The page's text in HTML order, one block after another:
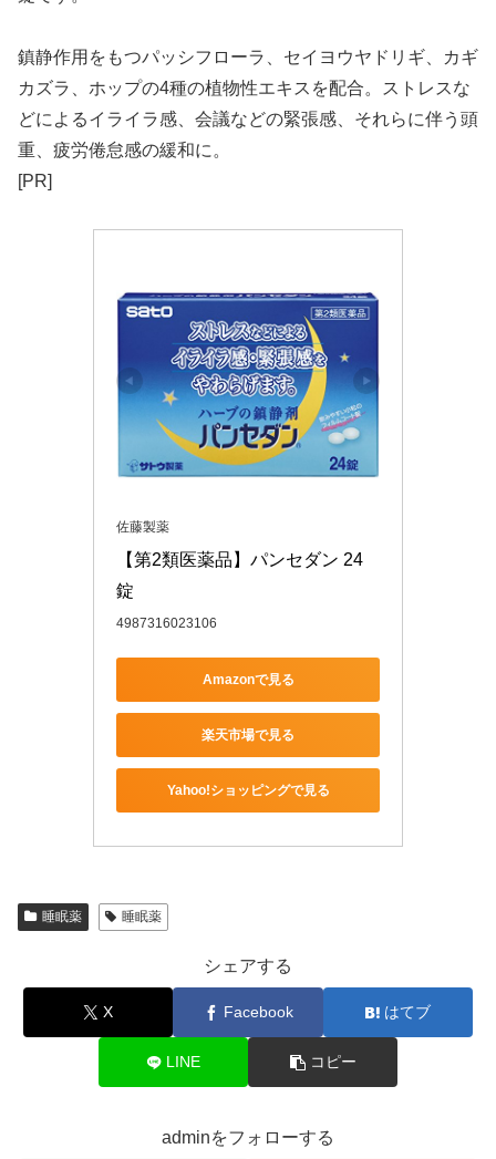
鎮静作用をもつパッシフローラ、セイヨウヤドリギ、カギ
カズラ、ホップの4種の植物性エキスを配合。ストレスな
どによるイライラ感、会議などの緊張感、それらに伴う頭
重、疲労倦怠感の緩和に。
[PR]
佐藤製薬
【第2類医薬品】パンセダン 24
錠
4987316023106
Amazonで見る
楽天市場で見る
Yahoo!ショッピングで見る
睡眠薬 睡眠薬
シェアする
X Facebook はてブ
LINE コピー
adminをフォローする